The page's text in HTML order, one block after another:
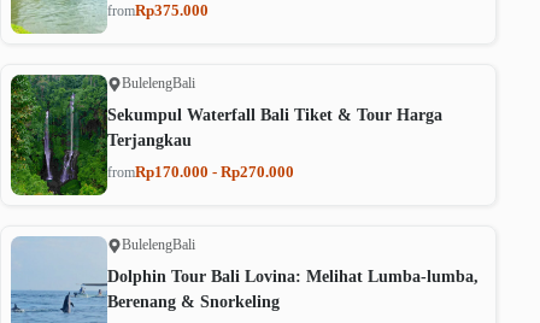
fromRp375.000
BulelengBali
Sekumpul Waterfall Bali Tiket & Tour Harga
Terjangkau
fromRp170.000 - Rp270.000
BulelengBali
Dolphin Tour Bali Lovina: Melihat Lumba-lumba,
Berenang & Snorkeling